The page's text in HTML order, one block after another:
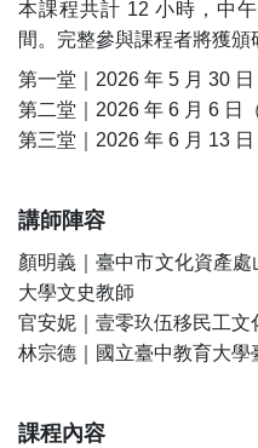
本課程共計 12 小時，中
間。完整參與課程者將獲頒
第一堂｜2026 年 5 月 30
第二堂｜2026 年 6 月 6 日
第三堂｜2026 年 6 月 13
講師陣容
顏明義｜臺中市文化資產
大學文史教師
官安妮｜壹零玖伍移民工文
林宗德｜國立臺中教育大學
課程內容